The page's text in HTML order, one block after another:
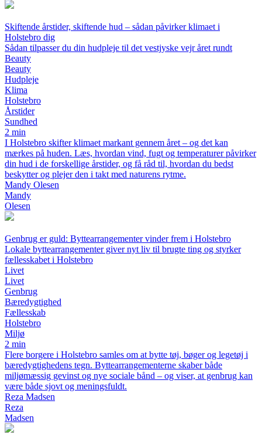
Skiftende årstider, skiftende hud – sådan påvirker klimaet i
Holstebro dig
Sådan tilpasser du din hudpleje til det vestjyske vejr året rundt
Beauty
Beauty
Hudpleje
Klima
Holstebro
Årstider
Sundhed
2 min
I Holstebro skifter klimaet markant gennem året – og det kan
mærkes på huden. Læs, hvordan vind, fugt og temperaturer påvirker
din hud i de forskellige årstider, og få råd til, hvordan du bedst
beskytter og plejer den i takt med naturens rytme.
Mandy Olesen
Mandy
Olesen
Genbrug er guld: Byttearrangementer vinder frem i Holstebro
Lokale byttearrangementer giver nyt liv til brugte ting og styrker
fællesskabet i Holstebro
Livet
Livet
Genbrug
Bæredygtighed
Fællesskab
Holstebro
Miljø
2 min
Flere borgere i Holstebro samles om at bytte tøj, bøger og legetøj i
bæredygtighedens tegn. Byttearrangementerne skaber både
miljømæssig gevinst og nye sociale bånd – og viser, at genbrug kan
være både sjovt og meningsfuldt.
Reza Madsen
Reza
Madsen